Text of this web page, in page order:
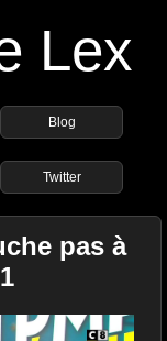
Lex
Blog
Twitter
pas à